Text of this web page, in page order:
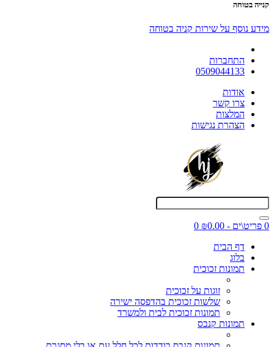
קנייה בטוחה
מידע נוסף על שירות קניה בטוחה
התחברות
0509044133
אודות
צרו קשר
המלצות
הצהרת נגישות
0 פריט\ים - ₪0.00
0
דף הבית
בלוג
תמונות זכוכית
זוגות על זכוכית
שלשות זכוכית בהדפסה ישירה
תמונות זכוכית לבית ולמשרד
תמונות קנבס